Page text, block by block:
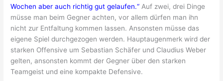
Wochen aber auch richtig gut gelaufen.“ Auf zwei, drei Dinge
müsse man beim Gegner achten, vor allem dürfen man ihn
nicht zur Entfaltung kommen lassen. Ansonsten müsse das
eigene Spiel durchgezogen werden. Hauptaugenmerk wird der
starken Offensive um Sebastian Schäfer und Claudius Weber
gelten, ansonsten kommt der Gegner über den starken
Teamgeist und eine kompakte Defensive.